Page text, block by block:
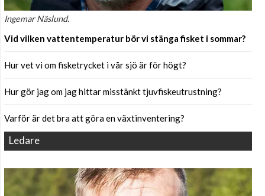
Ingemar Näslund.
Vid vilken vattentemperatur bör vi stänga fisket i sommar?
Hur vet vi om fisketrycket i vår sjö är för högt?
Hur gör jag om jag hittar misstänkt tjuvfiskeutrustning?
Varför är det bra att göra en växtinventering?
Ledare